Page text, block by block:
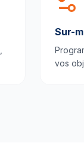
Sur-
vos